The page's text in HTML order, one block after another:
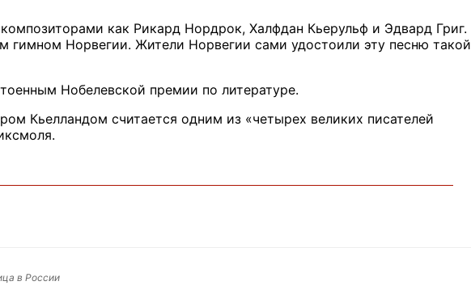
как Рикард Нордрок, Халфдан Кьерульф и Эдвард Григ.
Норвегии. Жители Норвегии сами удостоили эту песню такой
Нобелевской премии по литературе.
Кьелландом считается одним из «четырех великих писателей
в России